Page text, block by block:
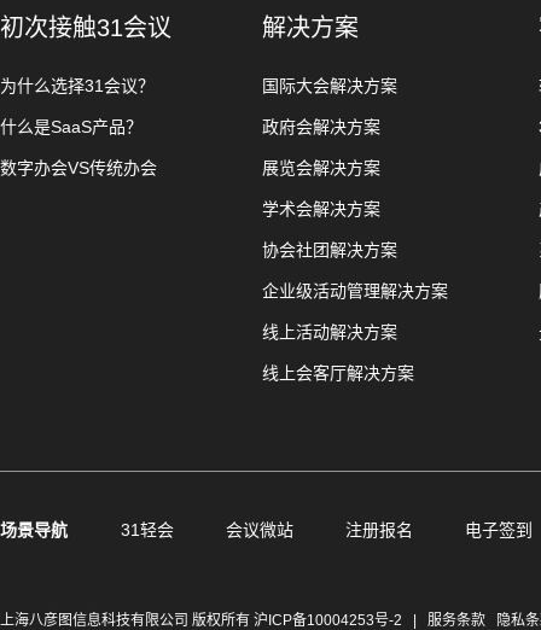
初次接触31会议
为什么选择31会议？
什么是SaaS产品？
数字办会VS传统办会
解决方案
国际大会解决方案
政府会解决方案
展览会解决方案
学术会解决方案
协会社团解决方案
企业级活动管理解决方案
线上活动解决方案
线上会客厅解决方案
场景导航 31轻会 会议微站 注册报名 电子签到
上海八彦图信息科技有限公司 版权所有 沪ICP备10004253号-2 服务条款
隐私